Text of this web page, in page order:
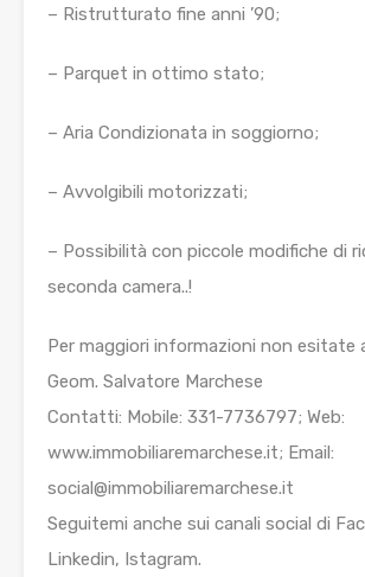
– Ristrutturato fine anni ’90;
– Parquet in ottimo stato;
– Aria Condizionata in soggiorno;
– Avvolgibili motorizzati;
– Possibilità con piccole modifiche di
seconda camera..!
Per maggiori informazioni non esitate
Geom. Salvatore Marchese
Contatti: Mobile: 331-7736797; Web:
www.immobiliaremarchese.it; Email:
social@immobiliaremarchese.it
Seguitemi anche sui canali social di
Linkedin, Istagram.